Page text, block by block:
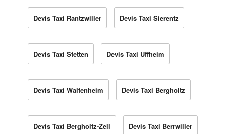
Devis Taxi Rantzwiller Devis Taxi Sierentz
Devis Taxi Stetten Devis Taxi Uffheim
Devis Taxi Waltenheim Devis Taxi Bergholtz
Devis Taxi Bergholtz-Zell Devis Taxi Berrwiller